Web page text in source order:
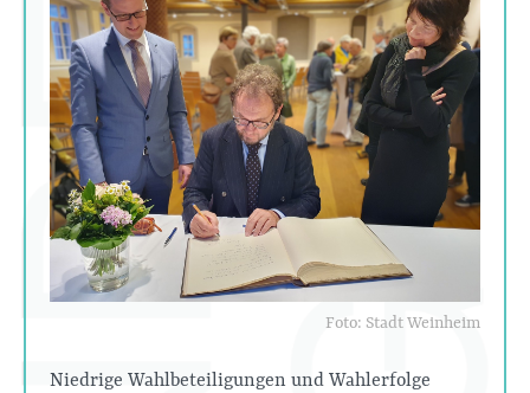
Foto: Stadt Weinheim
Niedrige Wahlbeteiligungen und Wahlerfolge